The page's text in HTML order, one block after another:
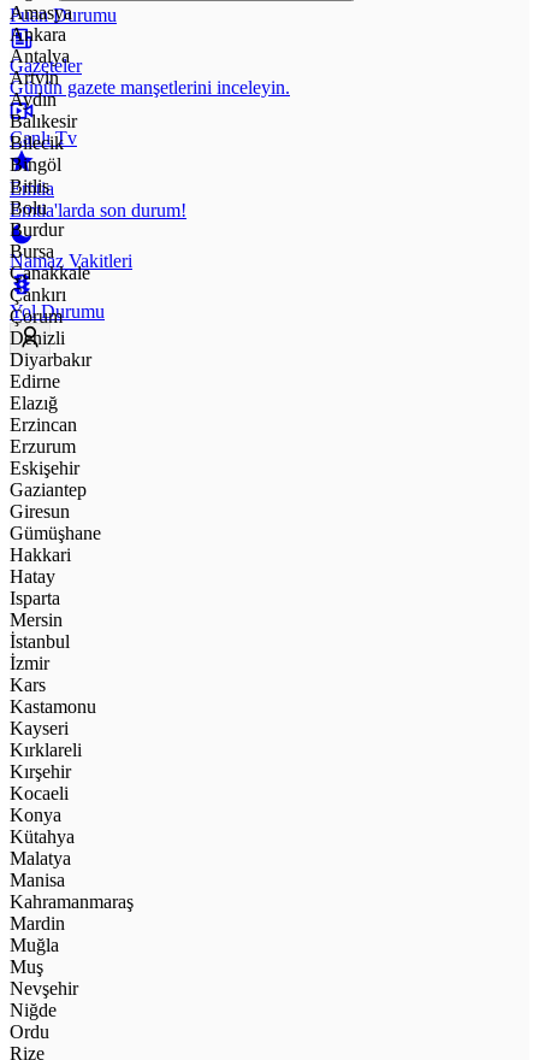
Puan Durumu
Gazeteler
Günün gazete manşetlerini inceleyin.
Canlı Tv
Emtia
Emtia'larda son durum!
Namaz Vakitleri
Yol Durumu
Amasya
Ankara
Antalya
Artvin
Aydın
Balıkesir
Bilecik
Bingöl
Bitlis
Bolu
Burdur
Bursa
Çanakkale
Çankırı
Çorum
Denizli
Diyarbakır
Edirne
Elazığ
Erzincan
Erzurum
Eskişehir
Gaziantep
Giresun
Gümüşhane
Hakkari
Hatay
Isparta
Mersin
İstanbul
İzmir
Kars
Kastamonu
Kayseri
Kırklareli
Kırşehir
Kocaeli
Konya
Kütahya
Malatya
Manisa
Kahramanmaraş
Mardin
Muğla
Muş
Nevşehir
Niğde
Ordu
Rize